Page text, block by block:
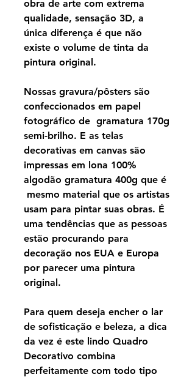
obra de arte com extrema
qualidade, sensação 3D, a
única diferença é que não
existe o volume de tinta da
pintura original.
Nossas gravura/pôsters são
confeccionados em papel
fotográfico de gramatura 170g
semi-brilho. E as telas
decorativas em canvas são
impressas em lona 100%
algodão gramatura 400g que é
mesmo material que os artistas
usam para pintar suas obras. É
uma tendências que as pessoas
estão procurando para
decoração nos EUA e Europa
por parecer uma pintura
original.
Para quem deseja encher o lar
de sofisticação e beleza, a dica
da vez é este lindo Quadro
Decorativo combina
perfeitamente com todo tipo